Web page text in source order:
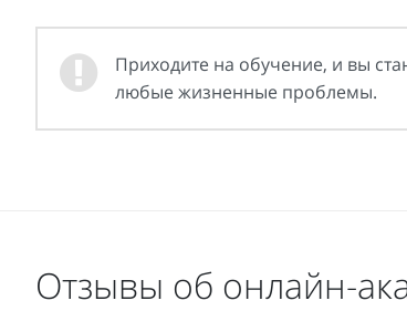
Приходите на обучение, и вы
любые жизненные проблемы.
Отзывы об онлайн-